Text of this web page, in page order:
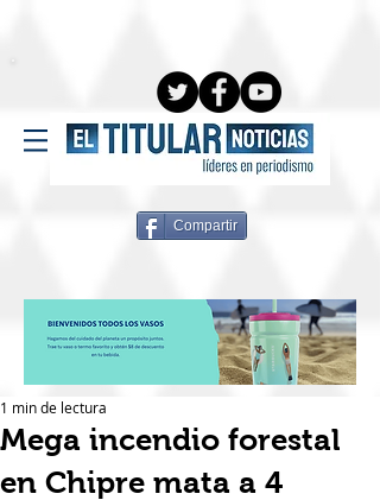
Compartir
Mega incendio forestal
en Chipre mata a 4
1 min de lectura